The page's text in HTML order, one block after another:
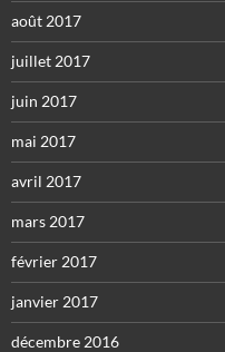
août 2017
juillet 2017
juin 2017
mai 2017
avril 2017
mars 2017
février 2017
janvier 2017
décembre 2016